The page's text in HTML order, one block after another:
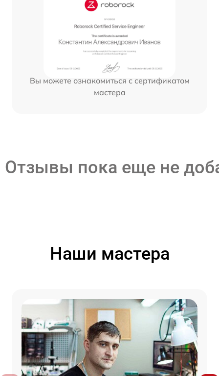
Вы можете ознакомиться с сертификатом
мастера
Отзывы пока еще не
Наши мастера